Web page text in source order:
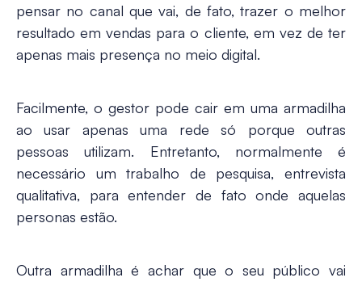
pensar no canal que vai, de fato, trazer o melhor
resultado em vendas para o cliente, em vez de ter
apenas mais presença no meio digital.
Facilmente, o gestor pode cair em uma armadilha
ao usar apenas uma rede só porque outras
pessoas utilizam. Entretanto, normalmente é
necessário um trabalho de pesquisa, entrevista
qualitativa, para entender de fato onde aquelas
personas estão.
Outra armadilha é achar que o seu público vai